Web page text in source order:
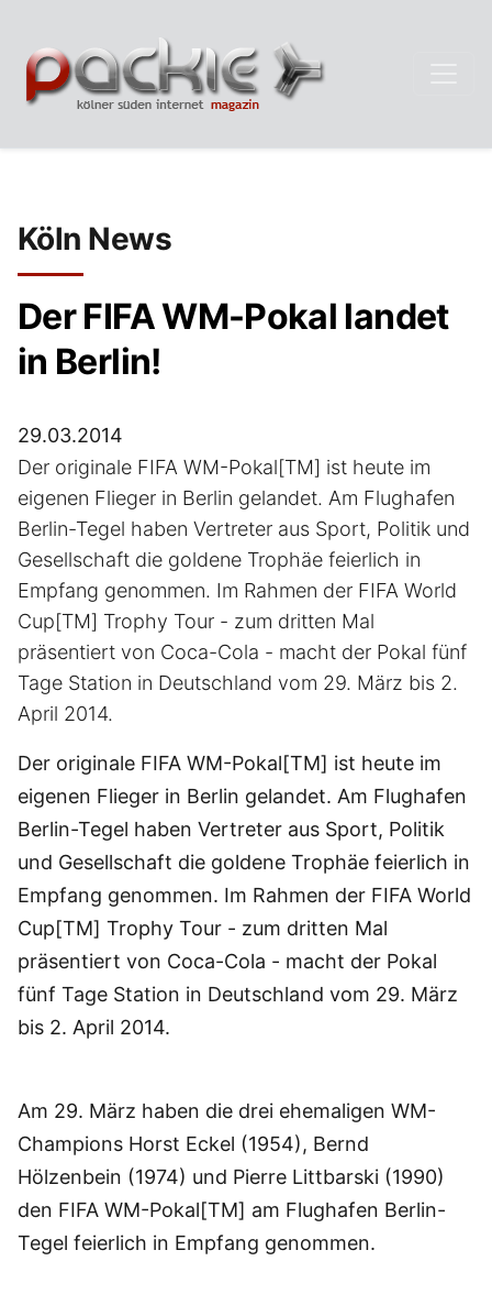
Köln News
Der FIFA WM-Pokal landet
in Berlin!
29.03.2014
Der originale FIFA WM-Pokal[TM] ist heute im
eigenen Flieger in Berlin gelandet. Am Flughafen
Berlin-Tegel haben Vertreter aus Sport, Politik und
Gesellschaft die goldene Trophäe feierlich in
Empfang genommen. Im Rahmen der FIFA World
Cup[TM] Trophy Tour - zum dritten Mal
präsentiert von Coca-Cola - macht der Pokal fünf
Tage Station in Deutschland vom 29. März bis 2.
April 2014.
Der originale FIFA WM-Pokal[TM] ist heute im
eigenen Flieger in Berlin gelandet. Am Flughafen
Berlin-Tegel haben Vertreter aus Sport, Politik
und Gesellschaft die goldene Trophäe feierlich in
Empfang genommen. Im Rahmen der FIFA World
Cup[TM] Trophy Tour - zum dritten Mal
präsentiert von Coca-Cola - macht der Pokal
fünf Tage Station in Deutschland vom 29. März
bis 2. April 2014.
Am 29. März haben die drei ehemaligen WM-
Champions Horst Eckel (1954), Bernd
Hölzenbein (1974) und Pierre Littbarski (1990)
den FIFA WM-Pokal[TM] am Flughafen Berlin-
Tegel feierlich in Empfang genommen.